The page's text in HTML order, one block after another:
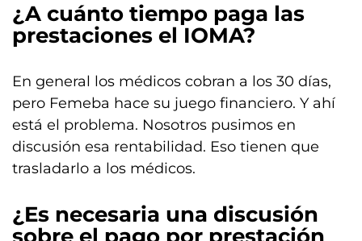
¿A cuánto tiempo paga las
prestaciones el IOMA?
En general los médicos cobran a los 30 días,
pero Femeba hace su juego financiero. Y ahí
está el problema. Nosotros pusimos en
discusión esa rentabilidad. Eso tienen que
trasladarlo a los médicos.
¿Es necesaria una discusión